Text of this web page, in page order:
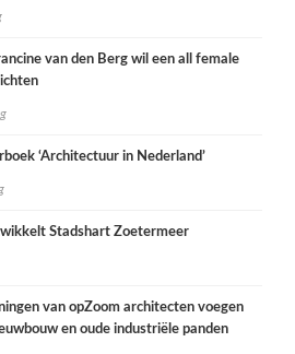
van den Berg wil een all female
‘Architectuur in Nederland’
Stadshart Zoetermeer
van opZoom architecten voegen
en oude industriële panden